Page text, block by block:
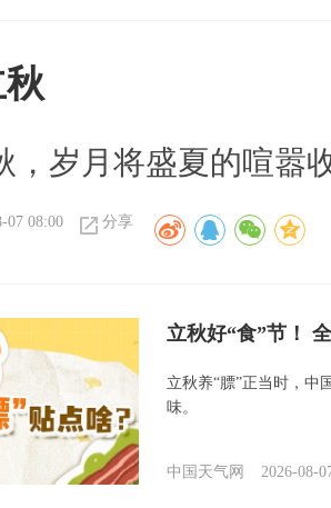
，岁月将盛夏的喧嚣
07 08:00 分享
立秋好“食”节！
立秋养“膘”正当时，中
味。
中国天气网 2026-08-